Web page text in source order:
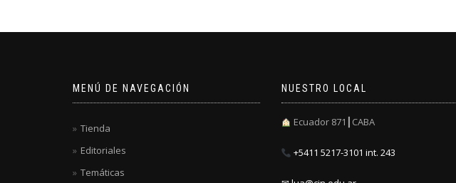
MENÚ DE NAVEGACIÓN
Tienda
Editoriales
Temáticas
NUESTRO LOCAL
Ecuador 871┃CABA
+5411 5217-3101 int. 243